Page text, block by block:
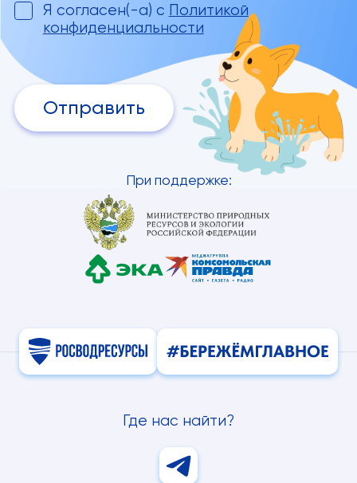
Я согласен(-а) с Политикой
конфиденциальности
Отправить
При поддержке:
Где нас найти?